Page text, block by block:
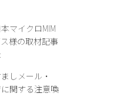
マイクロMIM
様の取材記事
しメール・
関する注意喚